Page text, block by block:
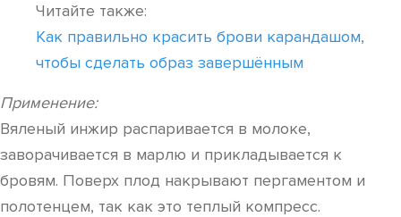
Читайте также:
Как правильно красить брови карандашом,
чтобы сделать образ завершённым
Применение:
Вяленый инжир распаривается в молоке,
заворачивается в марлю и прикладывается к
бровям. Поверх плод накрывают пергаментом и
полотенцем, так как это теплый компресс.